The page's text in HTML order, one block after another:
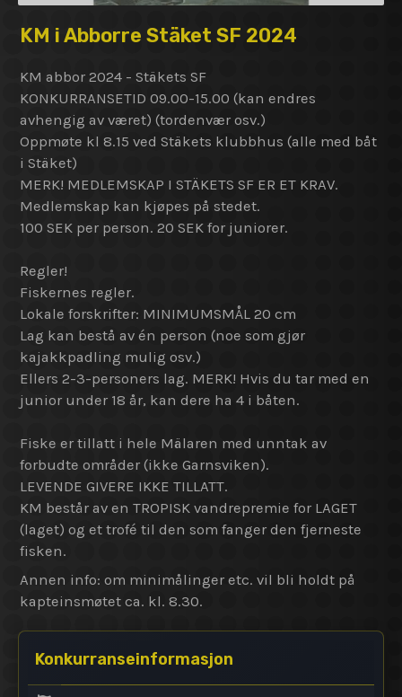
KM i Abborre Stäket SF 2024
KM abbor 2024 - Stäkets SF
KONKURRANSETID 09.00-15.00 (kan endres
avhengig av været) (tordenvær osv.)
Oppmøte kl 8.15 ved Stäkets klubbhus (alle med båt
i Stäket)
MERK! MEDLEMSKAP I STÄKETS SF ER ET KRAV.
Medlemskap kan kjøpes på stedet.
100 SEK per person. 20 SEK for juniorer.
Regler!
Fiskernes regler.
Lokale forskrifter: MINIMUMSMÅL 20 cm
Lag kan bestå av én person (noe som gjør
kajakkpadling mulig osv.)
Ellers 2-3-personers lag. MERK! Hvis du tar med en
junior under 18 år, kan dere ha 4 i båten.
Fiske er tillatt i hele Mälaren med unntak av
forbudte områder (ikke Garnsviken).
LEVENDE GIVERE IKKE TILLATT.
KM består av en TROPISK vandrepremie for LAGET
(laget) og et trofé til den som fanger den fjerneste
fisken.
Annen info: om minimålinger etc. vil bli holdt på
kapteinsmøtet ca. kl. 8.30.
Konkurranseinformasjon